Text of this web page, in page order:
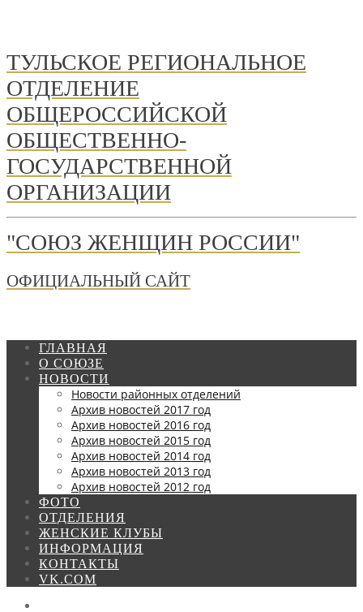
ТУЛЬСКОЕ РЕГИОНАЛЬНОЕ
ОТДЕЛЕНИЕ
ОБЩЕРОССИЙСКОЙ
ОБЩЕСТВЕННО-
ГОСУДАРСТВЕННОЙ
ОРГАНИЗАЦИИ
"СОЮЗ ЖЕНЩИН РОССИИ"
ОФИЦИАЛЬНЫЙ САЙТ
ГЛАВНАЯ
О СОЮЗЕ
НОВОСТИ
Новости районных отделений
Архив новостей 2017 год
Архив новостей 2016 год
Архив новостей 2015 год
Архив новостей 2014 год
Архив новостей 2013 год
Архив новостей 2012 год
ФОТО
ОТДЕЛЕНИЯ
ЖЕНСКИЕ КЛУБЫ
ИНФОРМАЦИЯ
КОНТАКТЫ
VK.COM